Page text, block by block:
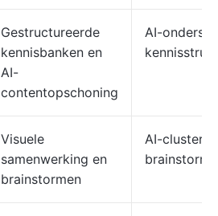
Gestructureerde
kennisbanken en
AI-
contentopschoning
AI-
Visuele
samenwerking en
brainstormen
AI-clusters